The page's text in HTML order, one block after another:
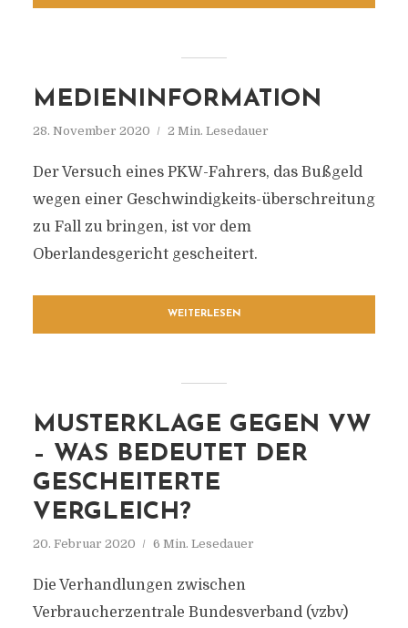
MEDIENINFORMATION
28. November 2020 2 Min. Lesedauer
Der Versuch eines PKW-Fahrers, das Bußgeld
wegen einer Geschwindigkeits-überschreitung
zu Fall zu bringen, ist vor dem
Oberlandesgericht gescheitert.
WEITERLESEN
MUSTERKLAGE GEGEN VW
– WAS BEDEUTET DER
GESCHEITERTE
VERGLEICH?
20. Februar 2020 6 Min. Lesedauer
Die Verhandlungen zwischen
Verbraucherzentrale Bundesverband (vzbv)